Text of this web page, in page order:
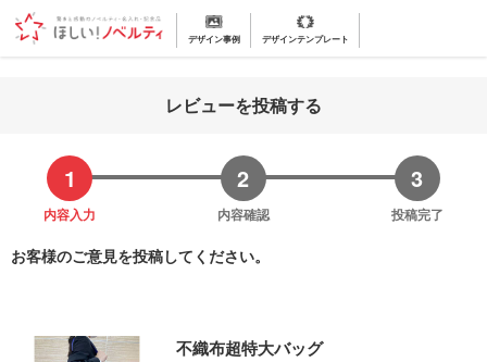
デザイン事例 デザインテンプレート
レビューを投稿する
内容入力 内容確認 投稿完了
お客様のご意見を投稿してください。
不織布超特大バッグ